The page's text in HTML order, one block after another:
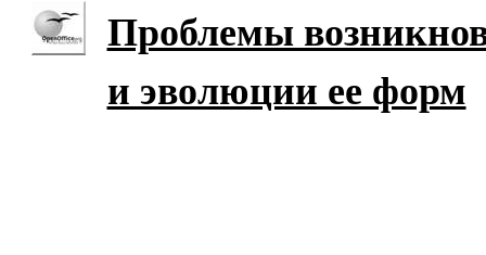
Проблемы
и эволюции ее форм